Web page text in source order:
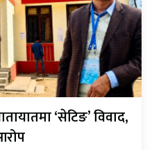
‘सेटिङ’ विवाद,